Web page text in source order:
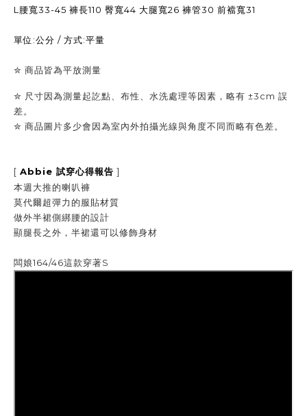
L腰寬33-45 褲長110 臀寬44 大腿寬26 褲管30 前襠寬31
單位:公分 / 方式:平量
✮ 商品皆為平放測量
✮ 尺寸因為測量起訖點、布性、水洗處理等因素，略有 ±3cm 誤
差。
✮ 商品圖片多少會因為室內外拍攝光線與角度不同而略有色差。
[ Abbie 試穿心得報告 ]
本週大推的喇叭褲
莫代爾超彈力的服貼材質
做外半裙側綁腰的設計
顯腿長之外，半裙還可以修飾身材
闆娘164/46這款穿著S